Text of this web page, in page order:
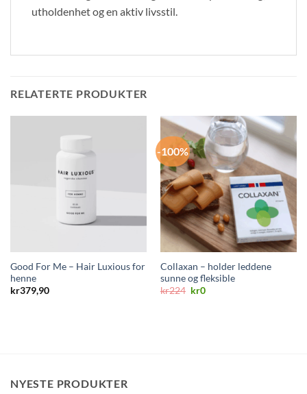
utholdenhet og en aktiv livsstil.
RELATERTE PRODUKTER
Good For Me – Hair Luxious for
henne
kr379,90
-100%
Collaxan – holder leddene
sunne og fleksible
kr224 Opprinnelig
kr0Nåværende
NYESTE PRODUKTER